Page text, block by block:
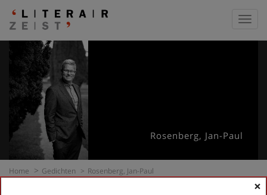
Rosenberg, Jan-Paul
Home Gedichten Rosenberg, Jan-Paul
×